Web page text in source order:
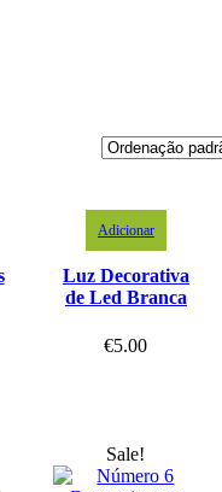
Adicionar
Luz Decorativa
de Led Branca
€5.00
Sale!